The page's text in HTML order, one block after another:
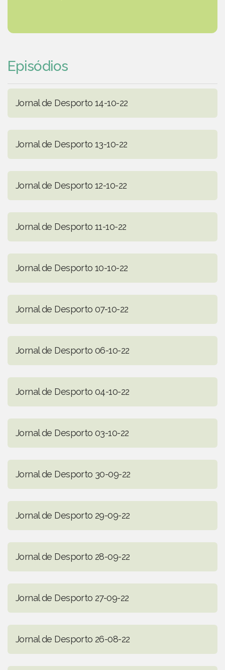
Episódios
Jornal de Desporto 14-10-22
Jornal de Desporto 13-10-22
Jornal de Desporto 12-10-22
Jornal de Desporto 11-10-22
Jornal de Desporto 10-10-22
Jornal de Desporto 07-10-22
Jornal de Desporto 06-10-22
Jornal de Desporto 04-10-22
Jornal de Desporto 03-10-22
Jornal de Desporto 30-09-22
Jornal de Desporto 29-09-22
Jornal de Desporto 28-09-22
Jornal de Desporto 27-09-22
Jornal de Desporto 26-08-22